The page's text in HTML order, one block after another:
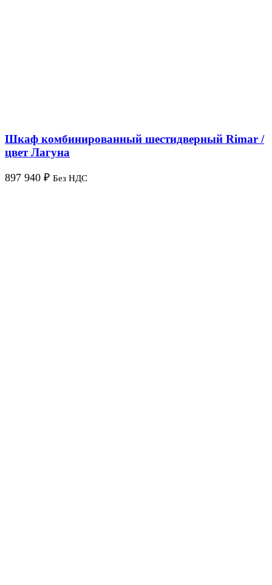
Шкаф комбинированный шестидверный Rimar /
цвет Лагуна
897 940 ₽ Без НДС